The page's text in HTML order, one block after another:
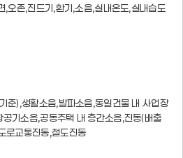
,오존,진드기,환기,소음,실내온도,실내습도
준),생활소음,발파소음,동일건물 내 사업장
기소음,공동주택 내 층간소음,진동(배출
로교통진동,철도진동